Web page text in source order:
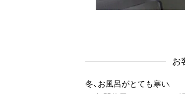
お
冬、お風呂がとても寒い.